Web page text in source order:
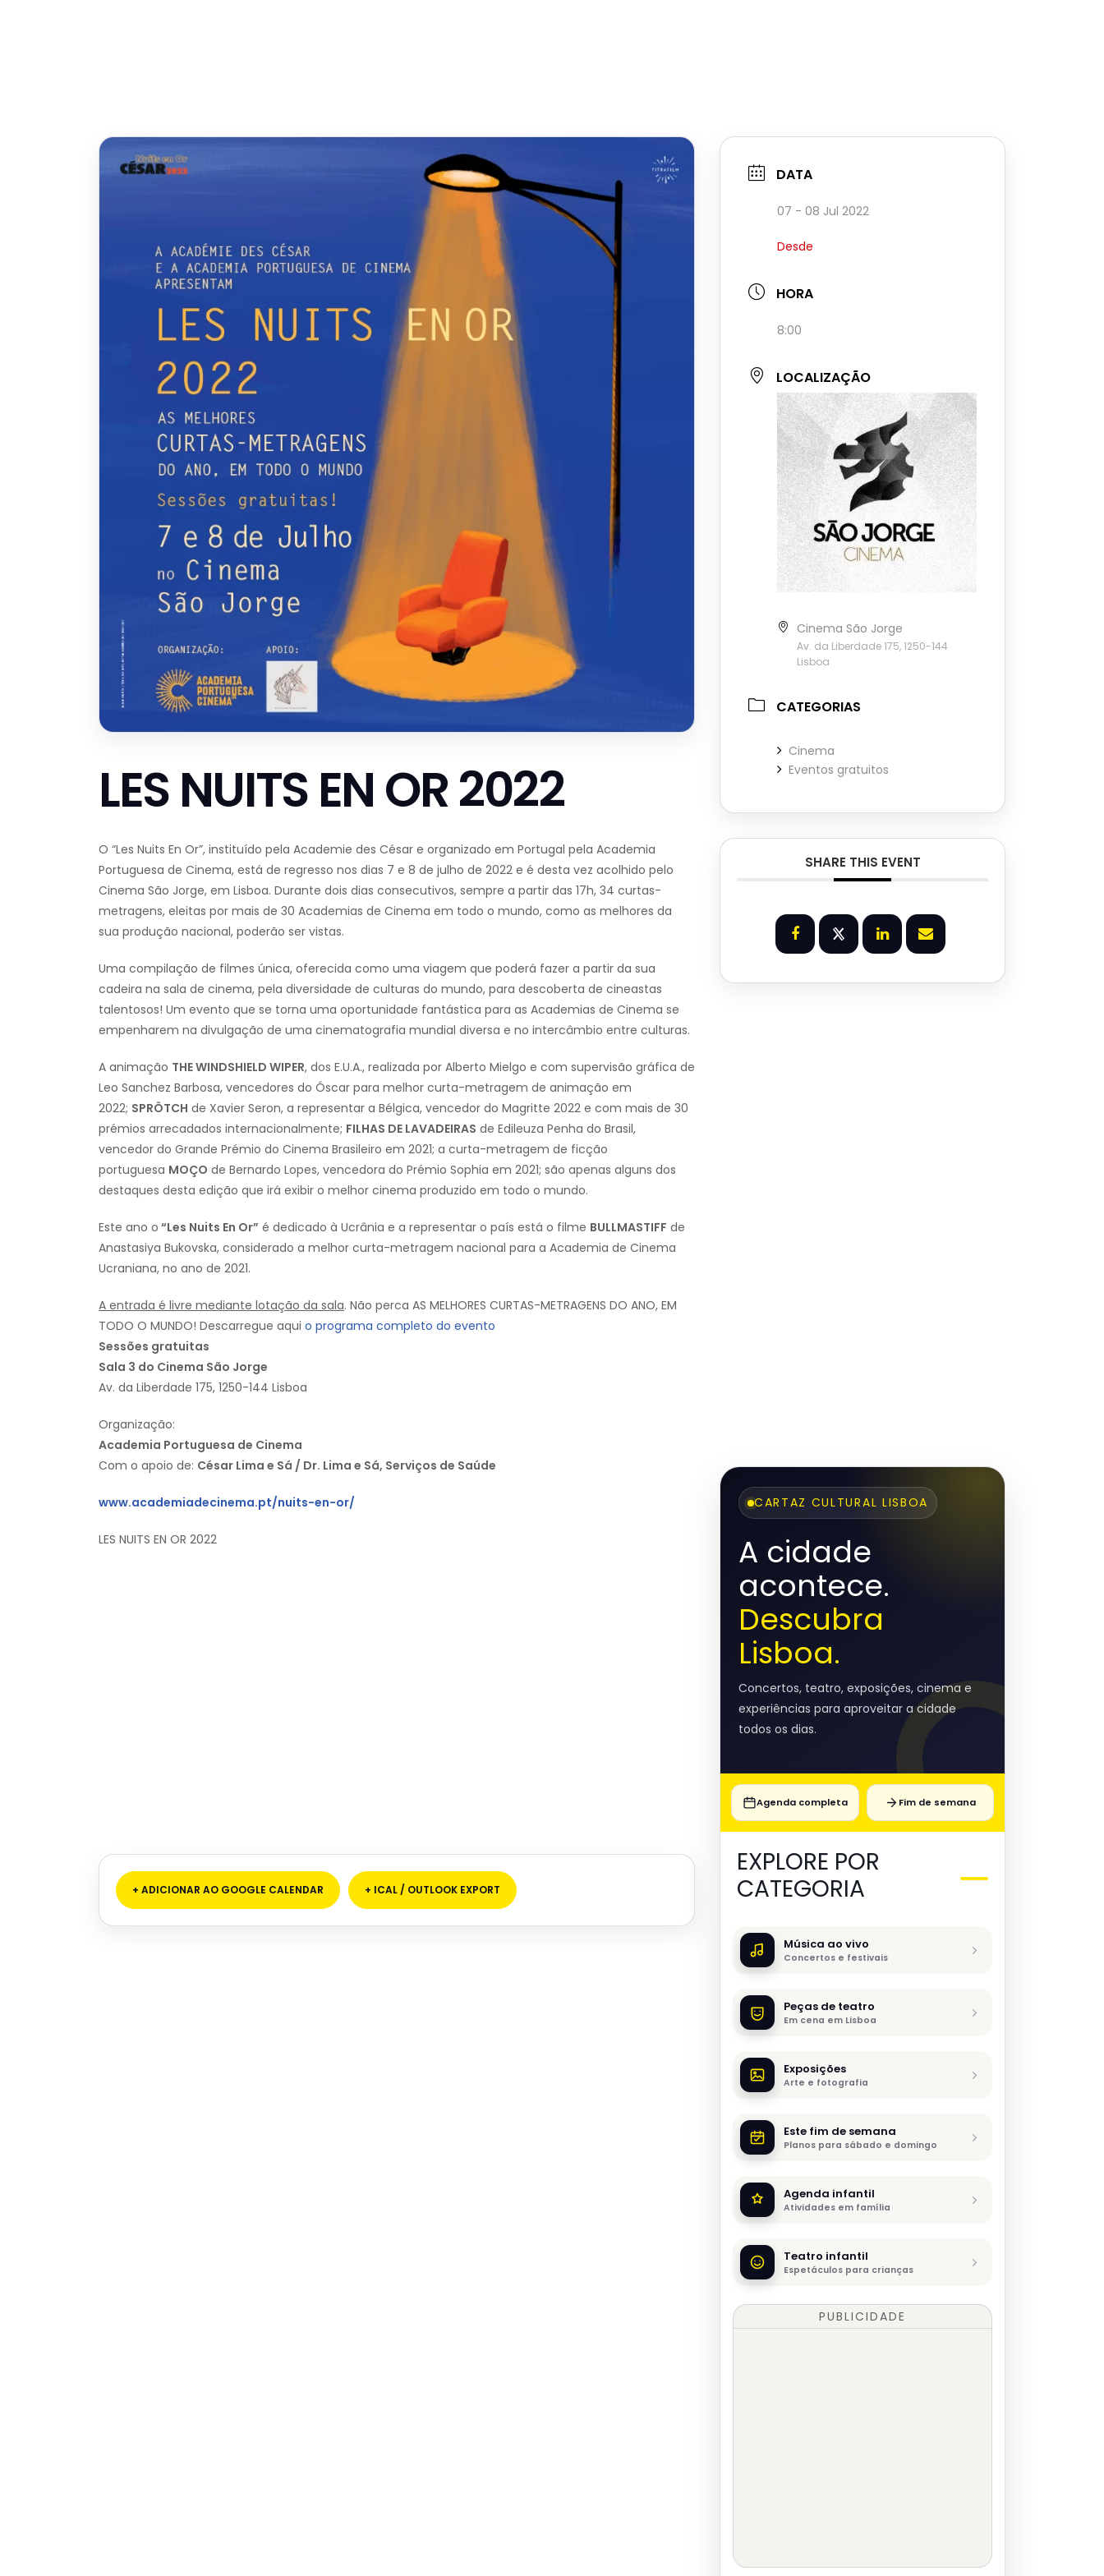
LES NUITS EN OR 2022
O “Les Nuits En Or”, instituído pela Academie des César e organizado em Portugal pela Academia
Portuguesa de Cinema, está de regresso nos dias 7 e 8 de julho de 2022 e é desta vez acolhido pelo
Cinema São Jorge, em Lisboa. Durante dois dias consecutivos, sempre a partir das 17h, 34 curtas-
metragens, eleitas por mais de 30 Academias de Cinema em todo o mundo, como as melhores da
sua produção nacional, poderão ser vistas.
Uma compilação de filmes única, oferecida como uma viagem que poderá fazer a partir da sua
cadeira na sala de cinema, pela diversidade de culturas do mundo, para descoberta de cineastas
talentosos! Um evento que se torna uma oportunidade fantástica para as Academias de Cinema se
empenharem na divulgação de uma cinematografia mundial diversa e no intercâmbio entre culturas.
A animação THE WINDSHIELD WIPER, dos E.U.A., realizada por Alberto Mielgo e com supervisão gráfica de
Leo Sanchez Barbosa, vencedores do Óscar para melhor curta-metragem de animação em
2022; SPRÖTCH de Xavier Seron, a representar a Bélgica, vencedor do Magritte 2022 e com mais de 30
prémios arrecadados internacionalmente; FILHAS DE LAVADEIRAS de Edileuza Penha do Brasil,
vencedor do Grande Prémio do Cinema Brasileiro em 2021; a curta-metragem de ficção
portuguesa MOÇO de Bernardo Lopes, vencedora do Prémio Sophia em 2021; são apenas alguns dos
destaques desta edição que irá exibir o melhor cinema produzido em todo o mundo.
Este ano o “Les Nuits En Or” é dedicado à Ucrânia e a representar o país está o filme BULLMASTIFF de
Anastasiya Bukovska, considerado a melhor curta-metragem nacional para a Academia de Cinema
Ucraniana, no ano de 2021.
A entrada é livre mediante lotação da sala. Não perca AS MELHORES CURTAS-METRAGENS DO ANO, EM
TODO O MUNDO! Descarregue aqui o programa completo do evento
Sessões gratuitas
Sala 3 do Cinema São Jorge
Av. da Liberdade 175, 1250-144 Lisboa
Organização:
Academia Portuguesa de Cinema
Com o apoio de: César Lima e Sá / Dr. Lima e Sá, Serviços de Saúde
www.academiadecinema.pt/nuits-en-or/
LES NUITS EN OR 2022
+ ADICIONAR AO GOOGLE CALENDAR + ICAL / OUTLOOK EXPORT
DATA
07 - 08 Jul 2022
Desde
HORA
8:00
LOCALIZAÇÃO
Cinema São Jorge
Av. da Liberdade 175, 1250-144
Lisboa
CATEGORIAS
Cinema
Eventos gratuitos
SHARE THIS EVENT
CARTAZ CULTURAL LISBOA
A cidade
acontece.
Descubra
Lisboa.
Concertos, teatro, exposições, cinema e
experiências para aproveitar a cidade
todos os dias.
Agenda completa Fim de semana
EXPLORE POR
CATEGORIA
Música ao vivo
Concertos e festivais
Peças de teatro
Em cena em Lisboa
Exposições
Arte e fotografia
Este fim de semana
Planos para sábado e domingo
Agenda infantil
Atividades em família
Teatro infantil
Espetáculos para crianças
PUBLICIDADE